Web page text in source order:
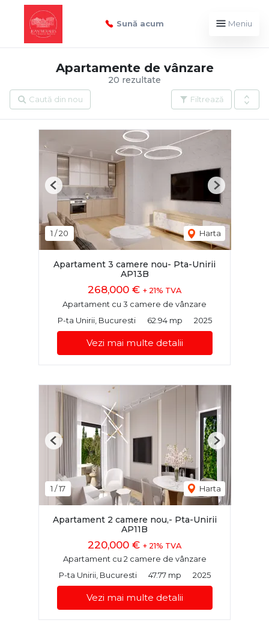
Sună acum Meniu
20 rezultate
Apartamente de vânzare
Filtrează
Caută din nou
1 /20 Harta
Previous Next
Apartament 3 camere nou- Pta-Unirii
AP13B
268,000 € + 21% TVA
Apartament cu 3 camere de vânzare
P-ta Unirii, Bucuresti
62.94 mp 2025
Vezi mai multe detalii
1 /17 Harta
Previous Next
Apartament 2 camere nou,- Pta-Unirii
AP11B
220,000 € + 21% TVA
Apartament cu 2 camere de vânzare
P-ta Unirii, Bucuresti
47.77 mp 2025
Vezi mai multe detalii